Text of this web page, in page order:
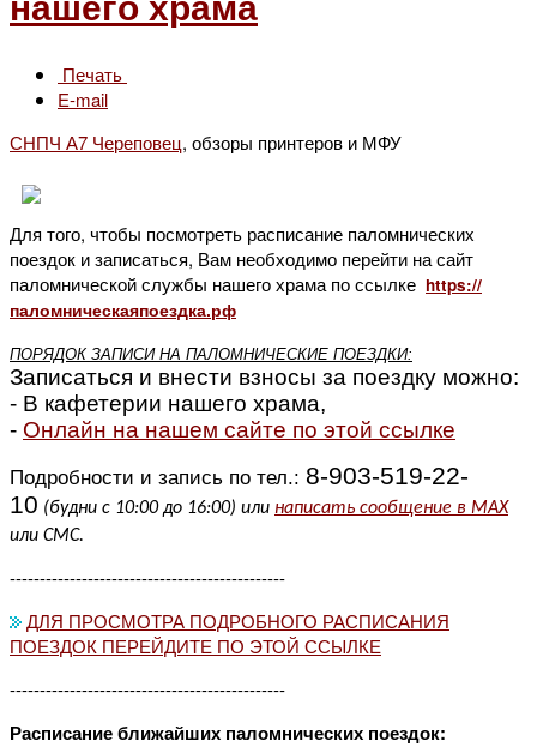
Печать
E-mail
СНПЧ А7 Череповец, обзоры принтеров и МФУ
Для того, чтобы посмотреть расписание паломнических
поездок и записаться, Вам необходимо перейти на сайт
паломнической службы нашего храма по ссылке https://
паломническаяпоездка.рф
ПОРЯДОК ЗАПИСИ НА ПАЛОМНИЧЕСКИЕ ПОЕЗДКИ:
Записаться и внести взносы за поездку можно:
- В кафетерии нашего храма,
- Онлайн на нашем сайте по этой ссылке
Подробности и запись по тел.: 8-903-519-22-
10 (будни с 10:00 до 16:00) или написать сообщение в MAX
или СМС.
----------------------------------------------
ДЛЯ ПРОСМОТРА ПОДРОБНОГО РАСПИСАНИЯ
ПОЕЗДОК ПЕРЕЙДИТЕ ПО ЭТОЙ ССЫЛКЕ
----------------------------------------------
Расписание ближайших паломнических поездок: